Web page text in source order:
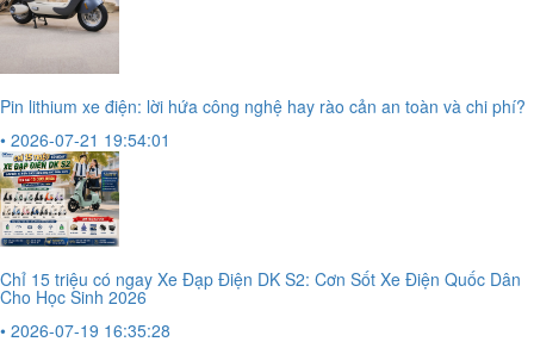
Pin lithium xe điện: lời hứa công nghệ hay rào cản an toàn và chi phí?
• 2026-07-21 19:54:01
Chỉ 15 triệu có ngay Xe Đạp Điện DK S2: Cơn Sốt Xe Điện Quốc Dân
Cho Học Sinh 2026
• 2026-07-19 16:35:28